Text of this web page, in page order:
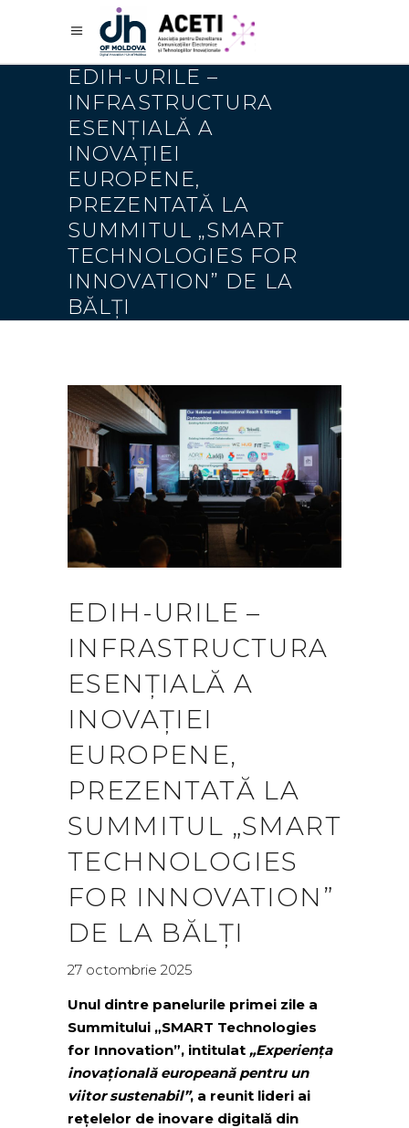
EDIH-URILE –
INFRASTRUCTURA
ESENȚIALĂ A
INOVAȚIEI
EUROPENE,
PREZENTATĂ LA
SUMMITUL „SMART
TECHNOLOGIES FOR
INNOVATION” DE LA
BĂLȚI
EDIH-URILE –
INFRASTRUCTURA
ESENȚIALĂ A
INOVAȚIEI
EUROPENE,
PREZENTATĂ LA
SUMMITUL „SMART
TECHNOLOGIES
FOR INNOVATION”
DE LA BĂLȚI
27 octombrie 2025
Unul dintre panelurile primei zile a
Summitului „SMART Technologies
for Innovation”, intitulat „Experiența
inovațională europeană pentru un
viitor sustenabil”, a reunit lideri ai
rețelelor de inovare digitală din